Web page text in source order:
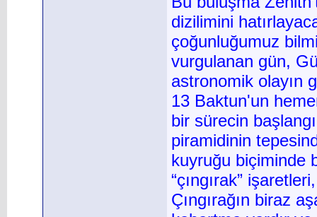
dizilimini
çoğunluğumuz
vurgulanan gün,
astronomik olayın
13 Baktun'un
bir sürecin
piramidinin
kuyruğu biçiminde
“çıngırak”
Çıngırağın biraz